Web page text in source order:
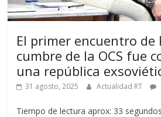
El primer encuentro de
cumbre de la OCS fue
una república
31 agosto, 2025 Actualidad RT
Tiempo de lectura aprox: 33